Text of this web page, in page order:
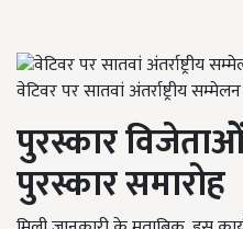
वेटिवर पर सातवां अंतर्राष्ट्रीय
पुरस्कार
पुरस्कार समारोह